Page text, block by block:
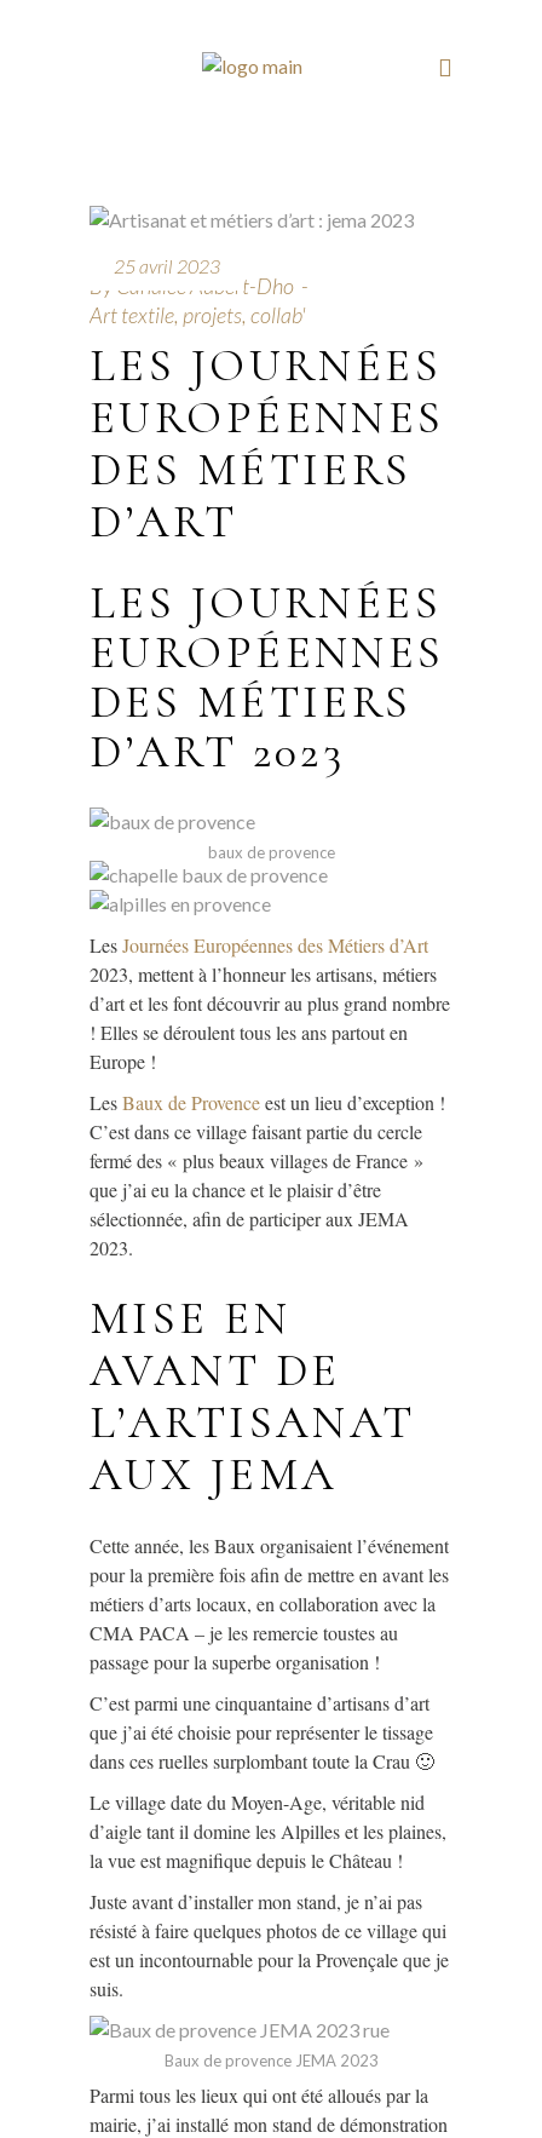
25 avril 2023
By Candice Aubert-Dho
Art textile, projets, collab'
LES JOURNÉES
EUROPÉENNES
DES MÉTIERS
D’ART
LES JOURNÉES
EUROPÉENNES
DES MÉTIERS
D’ART 2023
baux de provence
LesJournées Européennes des Métiers d’Art
2023, mettent à l’honneur les artisans, métiers
d’art et les font découvrir au plus grand nombre
! Elles se déroulent tous les ans partout en
Europe !
LesBaux de Provenceest un lieu d’exception !
C’est dans ce village faisant partie du cercle
fermé des « plus beaux villages de France »
que j’ai eu la chance et le plaisir d’être
sélectionnée, afin de participer aux JEMA
2023.
MISE EN
AVANT DE
L’ARTISANAT
AUX JEMA
Cette année, les Baux organisaient l’événement
pour la première fois afin de mettre en avant les
métiers d’arts locaux, en collaboration avec la
CMA PACA – je les remercie toustes au
passage pour la superbe organisation !
C’est parmi une cinquantaine d’artisans d’art
que j’ai été choisie pour représenter le tissage
dans ces ruelles surplombant toute la Crau 🙂
Le village date du Moyen-Age, véritable nid
d’aigle tant il domine les Alpilles et les plaines,
la vue est magnifique depuis le Château !
Juste avant d’installer mon stand, je n’ai pas
résisté à faire quelques photos de ce village qui
est un incontournable pour la Provençale que je
suis.
Baux de provence JEMA 2023
Parmi tous les lieux qui ont été alloués par la
mairie, j’ai installé mon stand de démonstration